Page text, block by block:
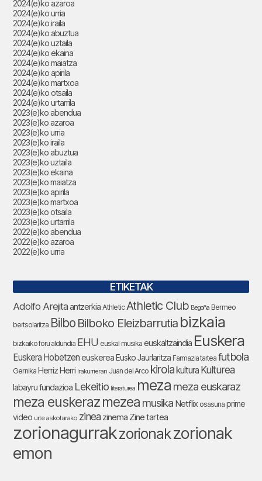
2024(e)ko azaroa
2024(e)ko urria
2024(e)ko iraila
2024(e)ko abuztua
2024(e)ko uztaila
2024(e)ko ekaina
2024(e)ko maiatza
2024(e)ko apirila
2024(e)ko martxoa
2024(e)ko otsaila
2024(e)ko urtarrila
2023(e)ko abendua
2023(e)ko azaroa
2023(e)ko urria
2023(e)ko iraila
2023(e)ko abuztua
2023(e)ko uztaila
2023(e)ko ekaina
2023(e)ko maiatza
2023(e)ko apirila
2023(e)ko martxoa
2023(e)ko otsaila
2023(e)ko urtarrila
2022(e)ko abendua
2022(e)ko azaroa
2022(e)ko urria
ETIKETAK
Adolfo Arejitaantzerkia Athletic Athletic Club Begoña Bermeo
bertsolaritza Bilbo Bilboko Eleizbarrutia bizkaia
bizkaiko foru aldundia EHU euskal musika euskaltzaindia Euskera
Euskera Hobetzeneuskerea Eusko Jaurlaritza Farmazia tartea futbola
Gernika Herriz Herri Irakurrieran Juan del Arco kirolakultura Kulturea
labayru fundazioa Lekeitio literaturea meza meza euskaraz
meza euskerazmezea musika Netflix osasuna prime
video urte askotarako zinea zinema Zine tartea
zorionagurrakzorionakzorionak
emon